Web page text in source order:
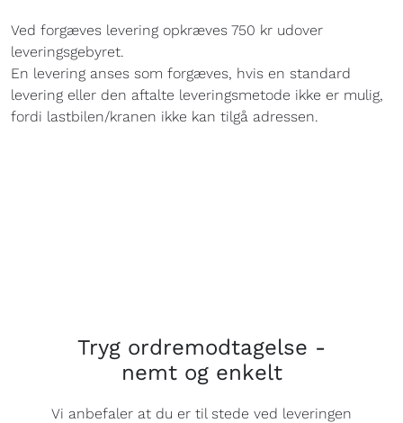
Ved forgæves levering opkræves 750 kr udover
leveringsgebyret.
En levering anses som forgæves, hvis en standard
levering eller den aftalte leveringsmetode ikke er mulig,
fordi lastbilen/kranen ikke kan tilgå adressen.
Tryg ordremodtagelse -
nemt og enkelt
Vi anbefaler at du er til stede ved leveringen